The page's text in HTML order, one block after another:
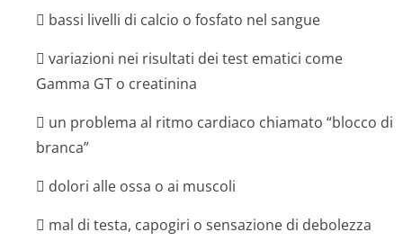
 bassi livelli di calcio o fosfato nel sangue
 variazioni nei risultati dei test ematici come
Gamma GT o creatinina
 un problema al ritmo cardiaco chiamato “blocco di
branca”
 dolori alle ossa o ai muscoli
 mal di testa, capogiri o sensazione di debolezza